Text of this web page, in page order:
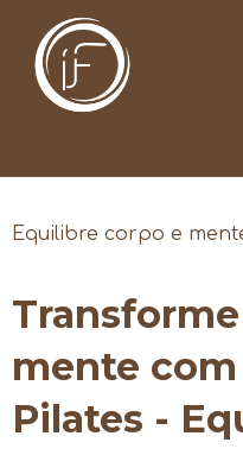
Equilibre corpo e
mente
Pilates -